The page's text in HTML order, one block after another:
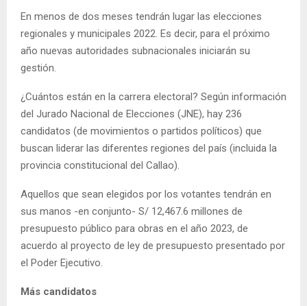
En menos de dos meses tendrán lugar las elecciones
regionales y municipales 2022. Es decir, para el próximo
año nuevas autoridades subnacionales iniciarán su
gestión.
¿Cuántos están en la carrera electoral? Según información
del Jurado Nacional de Elecciones (JNE), hay 236
candidatos (de movimientos o partidos políticos) que
buscan liderar las diferentes regiones del país (incluida la
provincia constitucional del Callao).
Aquellos que sean elegidos por los votantes tendrán en
sus manos -en conjunto- S/ 12,467.6 millones de
presupuesto público para obras en el año 2023, de
acuerdo al proyecto de ley de presupuesto presentado por
el Poder Ejecutivo.
Más candidatos